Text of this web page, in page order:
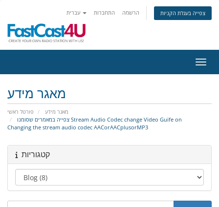
התחברות הרשמה צפייה בעגלת הקניות
מאגר מידע
פורטל ראשי
מאגר מידע
Changing the stream audio codec AACorAACplusorMP3
קטגוריות